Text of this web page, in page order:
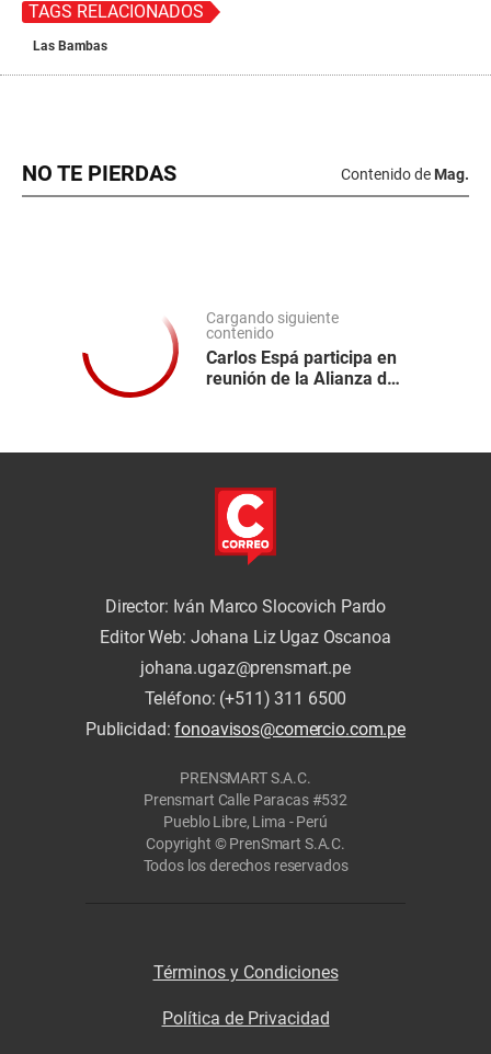
TAGS RELACIONADOS
Las Bambas
NO TE PIERDAS Contenido de Mag.
Cargando siguiente
contenido
Carlos Espá participa en
reunión de la Alianza del
Director: Iván Marco Slocovich Pardo
Editor Web: Johana Liz Ugaz Oscanoa
johana.ugaz@prensmart.pe
Teléfono: (+511) 311 6500
Publicidad:fonoavisos@comercio.com.pe
PRENSMART S.A.C.
Prensmart Calle Paracas #532
Pueblo Libre, Lima - Perú
Copyright © PrenSmart S.A.C.
Todos los derechos reservados
Términos y Condiciones
Política de Privacidad